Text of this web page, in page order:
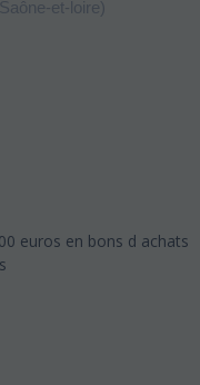
et-loire)
euros en bons d achats